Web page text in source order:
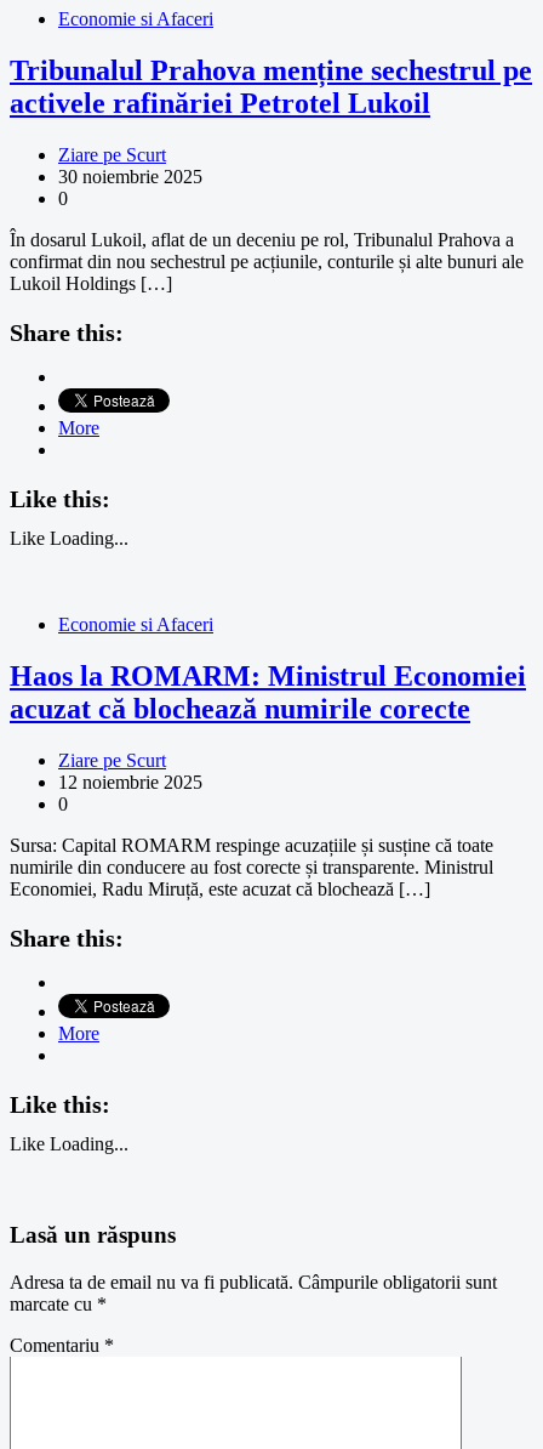
Economie si Afaceri
Tribunalul Prahova menține sechestrul pe
activele rafinăriei Petrotel Lukoil
Ziare pe Scurt
30 noiembrie 2025
0
În dosarul Lukoil, aflat de un deceniu pe rol, Tribunalul Prahova a
confirmat din nou sechestrul pe acțiunile, conturile și alte bunuri ale
Lukoil Holdings […]
Share this:
More
Like this:
Like Loading...
Economie si Afaceri
Haos la ROMARM: Ministrul Economiei
acuzat că blochează numirile corecte
Ziare pe Scurt
12 noiembrie 2025
0
Sursa: Capital ROMARM respinge acuzațiile și susține că toate
numirile din conducere au fost corecte și transparente. Ministrul
Economiei, Radu Miruță, este acuzat că blochează […]
Share this:
More
Like this:
Like Loading...
Lasă un răspuns
Adresa ta de email nu va fi publicată. Câmpurile obligatorii sunt
marcate cu *
Comentariu *